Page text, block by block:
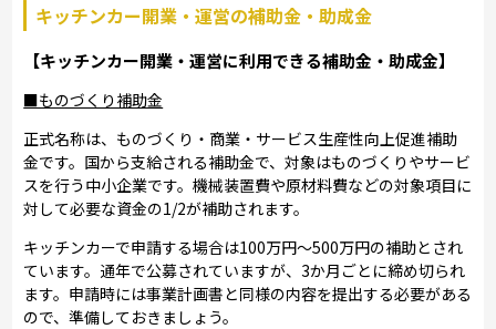
キッチンカー開業・運営の補助金・助成金
【キッチンカー開業・運営に利用できる補助金・助成金】
■ものづくり補助金
正式名称は、ものづくり・商業・サービス生産性向上促進補助
金です。国から支給される補助金で、対象はものづくりやサービ
スを行う中小企業です。機械装置費や原材料費などの対象項目に
対して必要な資金の1/2が補助されます。
キッチンカーで申請する場合は100万円～500万円の補助とされ
ています。通年で公募されていますが、3か月ごとに締め切られ
ます。申請時には事業計画書と同様の内容を提出する必要がある
ので、準備しておきましょう。